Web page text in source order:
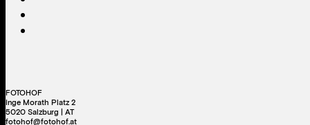
FOTOHOF
Inge Morath Platz 2
5020 Salzburg | AT
fotohof@fotohof.at